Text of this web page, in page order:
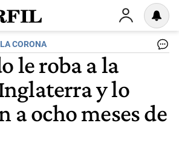
CORONA
le roba a la
y lo
a ocho meses de